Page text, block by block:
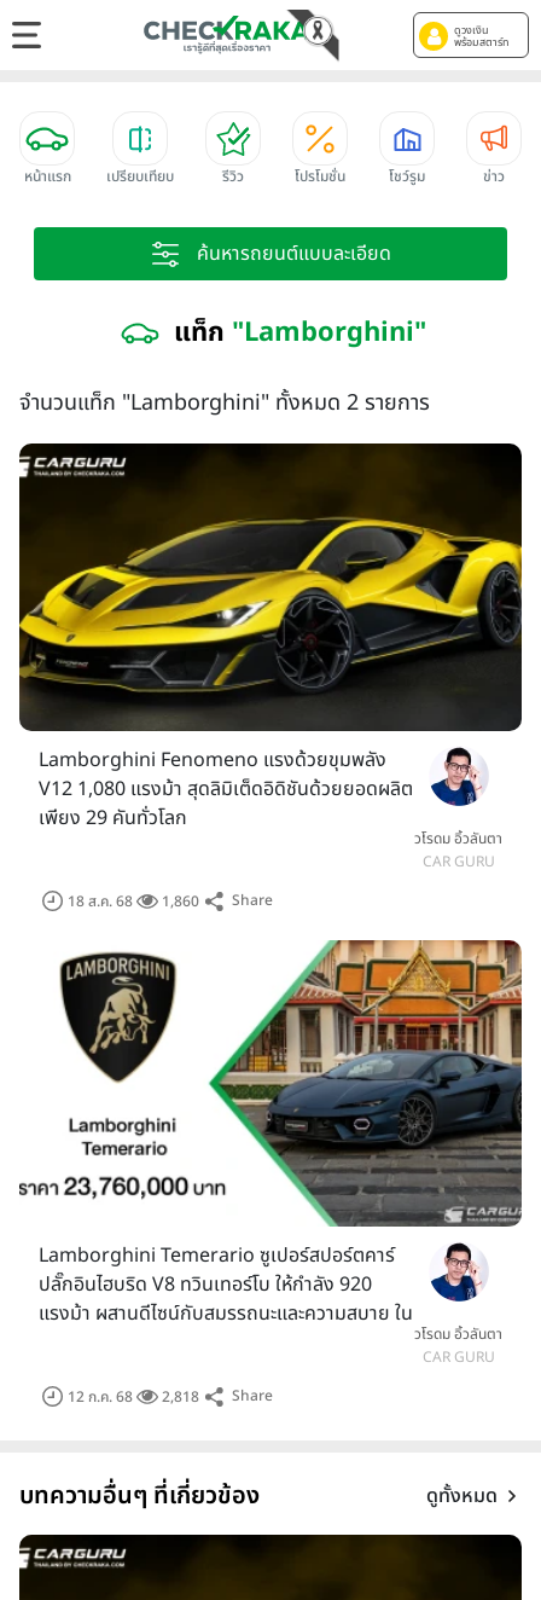
ดูวงเงิน
พร้อมสตาร์ท
หน้าแรก เปรียบเทียบ รีวิว โปรโมชั่น โชว์รูม ข่าว
ค้นหารถยนต์แบบละเอียด
แท็ก "Lamborghini"
จำนวนแท็ก "Lamborghini" ทั้งหมด 2 รายการ
Lamborghini Fenomeno แรงด้วยขุมพลัง
V12 1,080 แรงม้า สุดลิมิเต็ดอิดิชันด้วยยอดผลิต
เพียง 29 คันทั่วโลก
วโรดม อิ้วลันตา
CAR GURU
18 ส.ค. 68
1,860 Share
Lamborghini Temerario ซูเปอร์สปอร์ตคาร์
ปลั๊กอินไฮบริด V8 ทวินเทอร์โบ ให้กำลัง 920
แรงม้า ผสานดีไซน์กับสมรรถนะและความสบาย ใน
วโรดม อิ้วลันตา
CAR GURU
12 ก.ค. 68
2,818 Share
บทความอื่นๆ ที่เกี่ยวข้อง ดูทั้งหมด